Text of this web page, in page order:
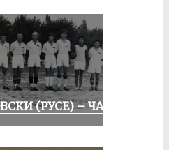
(РУСЕ) – ЧАСТ I